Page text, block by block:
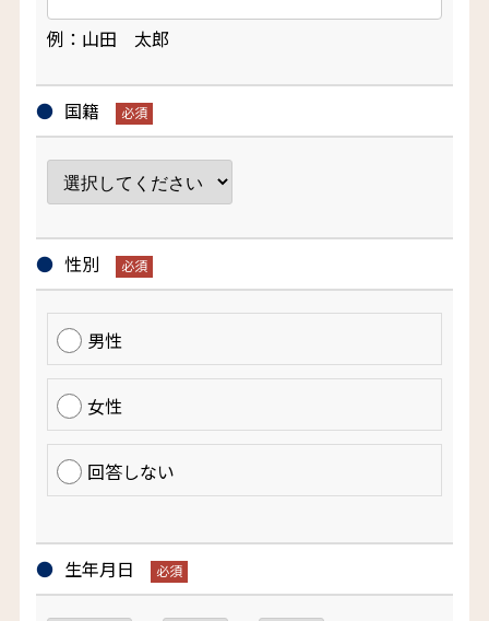
例：山田 太郎
国籍
性別
男性
女性
回答しない
生年月日